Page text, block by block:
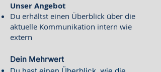
Unser Angebot
Du erhältst einen Überblick über die
aktuelle Kommunikation intern wie
extern
Dein Mehrwert